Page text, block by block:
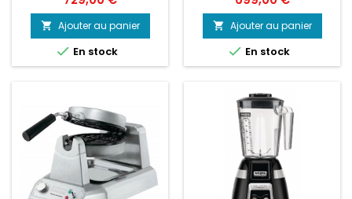
 Ajouter au panier
 En stock
 Ajouter au panier
 En stock